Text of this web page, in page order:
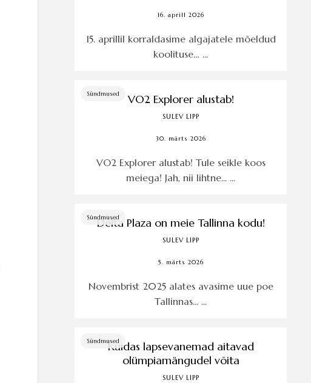
16. aprill 2026
15. aprillil korraldasime algajatele mõeldud
koolituse… ...
Sündmused VO2 Explorer alustab!
SULEV LIPP
30. märts 2026
VO2 Explorer alustab! Tule seikle koos
meiega! Jah, nii lihtne... ...
Sündmused
Delta Plaza on meie Tallinna kodu!
SULEV LIPP
5. märts 2026
Novembrist 2025 alates avasime uue poe
Tallinnas... ...
SündmusedKuidas lapsevanemad aitavad
olümpiamängudel võita
SULEV LIPP